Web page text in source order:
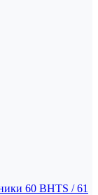
60 BHTS / 61